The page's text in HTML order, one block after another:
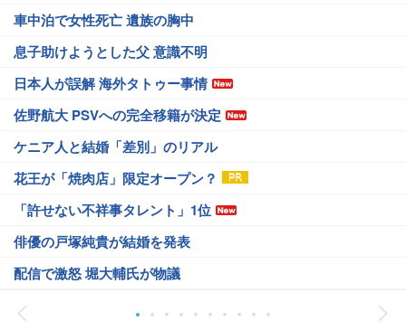
車中泊で女性死亡 遺族の胸中
息子助けようとした父 意識不明
日本人が誤解 海外タトゥー事情
佐野航大 PSVへの完全移籍が決定
ケニア人と結婚「差別」のリアル
花王が「焼肉店」限定オープン？
「許せない不祥事タレント」1位
俳優の戸塚純貴が結婚を発表
配信で激怒 堀大輔氏が物議